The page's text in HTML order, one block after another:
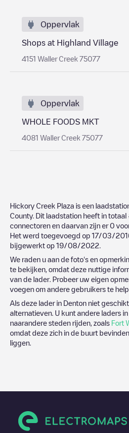
Oppervlak
Shops at Highland Village
4151 Waller Creek 75077
Oppervlak
WHOLE FOODS MKT
4081 Waller Creek 75077
Hickory Creek Plaza is een
County. Dit laadstation heeft in totaal
connectoren en daarvan zijn er 0
Het werd toegevoegd op 17/03/
bijgewerkt op 19/08/2022
We raden u aan de foto's en
te bekijken, omdat deze nuttige
van de lader. Probeer uw eigen
voegen om andere gebruikers te
Als deze lader in Denton niet
alternatieven. U kunt andere laders in
naarandere steden rijden, zoals Fort
omdat deze zich in de buurt
liggen.